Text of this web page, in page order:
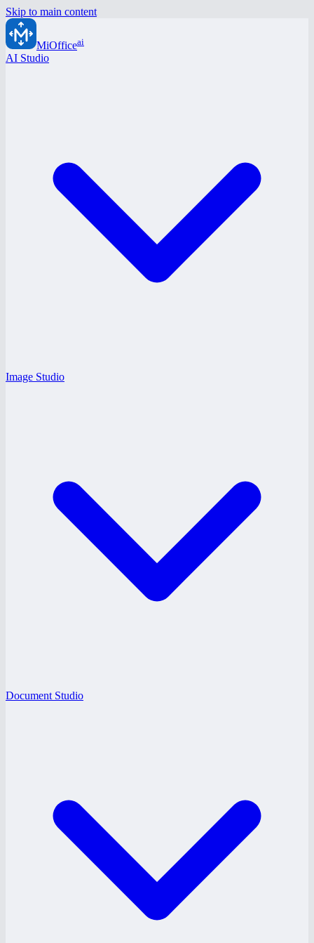
Skip to main content
MiOfficeai
AI Studio
Image Studio
Document Studio